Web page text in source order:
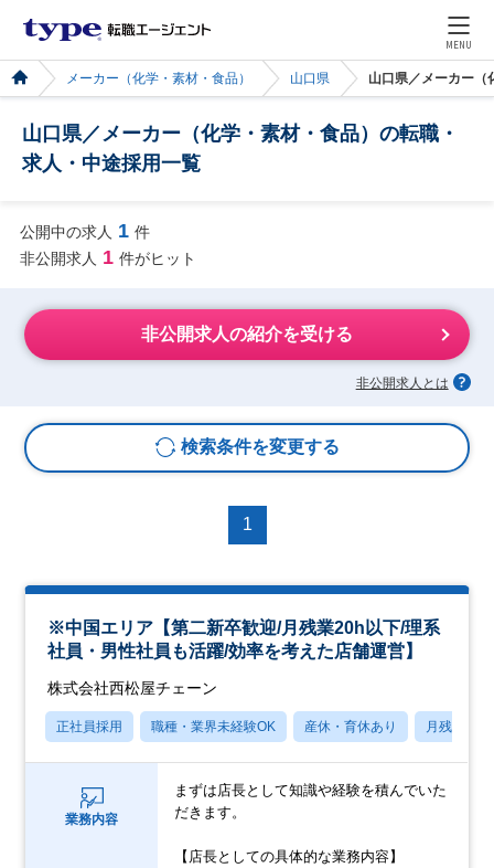
MENU
メーカー（化学・素材・食品） 山口県 山口県／メーカー（
山口県／メーカー（化学・素材・食品）の転職・
求人・中途採用一覧
公開中の求人 1 件
非公開求人 1 件がヒット
非公開求人の紹介を受ける
非公開求人とは
検索条件を変更する
1
※中国エリア【第二新卒歓迎/月残業20h以下/理系
社員・男性社員も活躍/効率を考えた店舗運営】
株式会社西松屋チェーン
正社員採用 職種・業界未経験OK 産休・育休あり 月残業20
業務内容
まずは店長として知識や経験を積んでいた
だきます。
【店長としての具体的な業務内容】